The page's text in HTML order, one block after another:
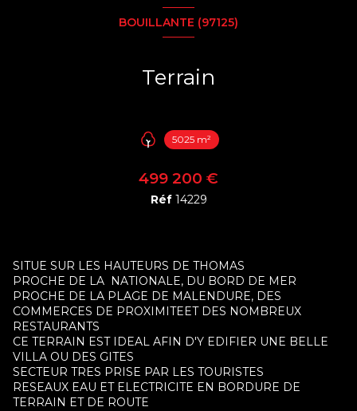
BOUILLANTE (97125)
Terrain
5025 m²
499 200 €
Réf 14229
SITUE SUR LES HAUTEURS DE THOMAS
PROCHE DE LA NATIONALE, DU BORD DE MER
PROCHE DE LA PLAGE DE MALENDURE, DES
COMMERCES DE PROXIMITEET DES NOMBREUX
RESTAURANTS
CE TERRAIN EST IDEAL AFIN D'Y EDIFIER UNE BELLE
VILLA OU DES GITES
SECTEUR TRES PRISE PAR LES TOURISTES
RESEAUX EAU ET ELECTRICITE EN BORDURE DE
TERRAIN ET DE ROUTE